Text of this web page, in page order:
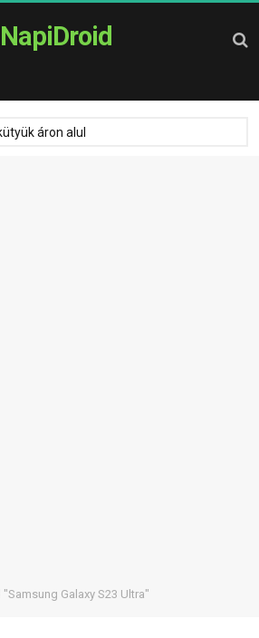
NapiDroid
áron alul
Galaxy S23 Ultra"